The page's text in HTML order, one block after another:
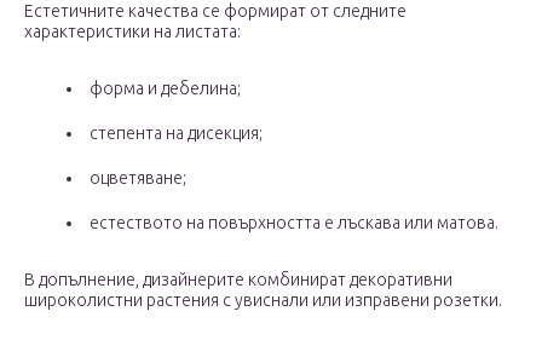
Естетичните качества се формират от следните
характеристики на листата:
форма и дебелина;
степента на дисекция;
оцветяване;
естеството на повърхността е лъскава или матова.
В допълнение, дизайнерите комбинират декоративни
широколистни растения с увиснали или изправени розетки.